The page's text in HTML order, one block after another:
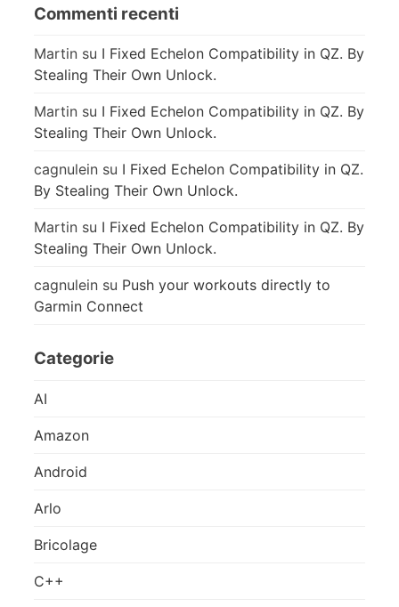
Commenti recenti
Martin su I Fixed Echelon Compatibility in QZ. By
Stealing Their Own Unlock.
Martin su I Fixed Echelon Compatibility in QZ. By
Stealing Their Own Unlock.
cagnulein su I Fixed Echelon Compatibility in QZ.
By Stealing Their Own Unlock.
Martin su I Fixed Echelon Compatibility in QZ. By
Stealing Their Own Unlock.
cagnulein su Push your workouts directly to
Garmin Connect
Categorie
AI
Amazon
Android
Arlo
Bricolage
C++